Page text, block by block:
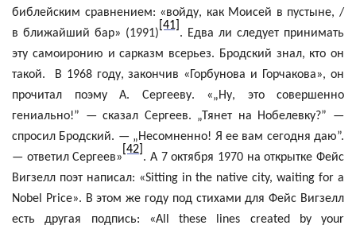
библейским сравнением: «войду, как Моисей в пустыне, /
в ближайший бар» (1991)
[41]
. Едва ли следует принимать
эту самоиронию и сарказм всерьез. Бродский знал, кто он
такой.
В 1968 году, закончив «Горбунова и Горчакова», он
прочитал поэму А. Сергееву. «„Ну, это совершенно
гениально!” — сказал Сергеев. „Тянет на Нобелевку?” —
спросил Бродский. — „Несомненно! Я ее вам сегодня даю”.
— ответил Сергеев»
[42]
. А 7 октября 1970 на открыткеФейс
Вигзелл поэт написал: «Sitting in the native city, waiting for a
Nobel
Price». В этом же году под стихами дляФейс Вигзелл
есть другая подпись: «All these lines created by
your